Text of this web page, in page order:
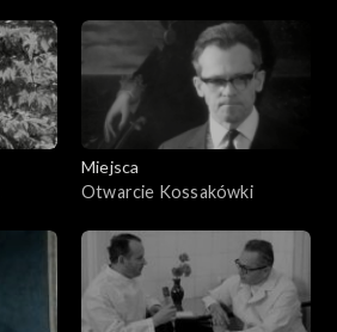
Miejsca
Otwarcie Kossakówki